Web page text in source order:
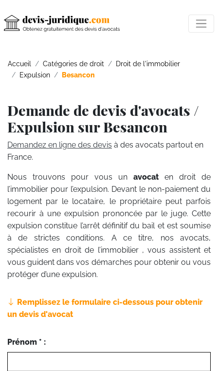
Accueil Catégories de droit
Droit de l'immobilier
Expulsion
Besancon
Demande de devis d'avocats /
Expulsion sur Besancon
Demandez en ligne des devis à des avocats partout en
France.
Nous trouvons pour vous un avocat en droit de
l’immobilier pour l’expulsion. Devant le non-paiement du
logement par le locataire, le propriétaire peut parfois
recourir à une expulsion prononcée par le juge. Cette
expulsion constitue l’arrêt définitif du bail et est soumise
à de strictes conditions. A ce titre, nos avocats,
spécialistes en droit de l’immobilier , vous assistent et
vous guident dans vos démarches pour obtenir ou vous
protéger d’une expulsion.
Remplissez le formulaire ci-dessous pour obtenir
un devis d'avocat
Prénom * :